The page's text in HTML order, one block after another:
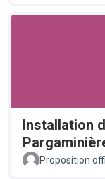
Installation
Proposition